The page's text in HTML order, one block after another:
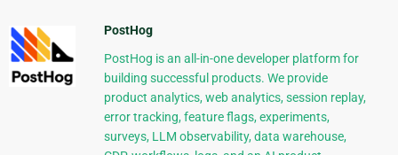
PostHog
PostHog is an all-in-one developer platform for
building successful products. We provide
product analytics, web analytics, session replay,
error tracking, feature flags, experiments,
surveys, LLM observability, data warehouse,